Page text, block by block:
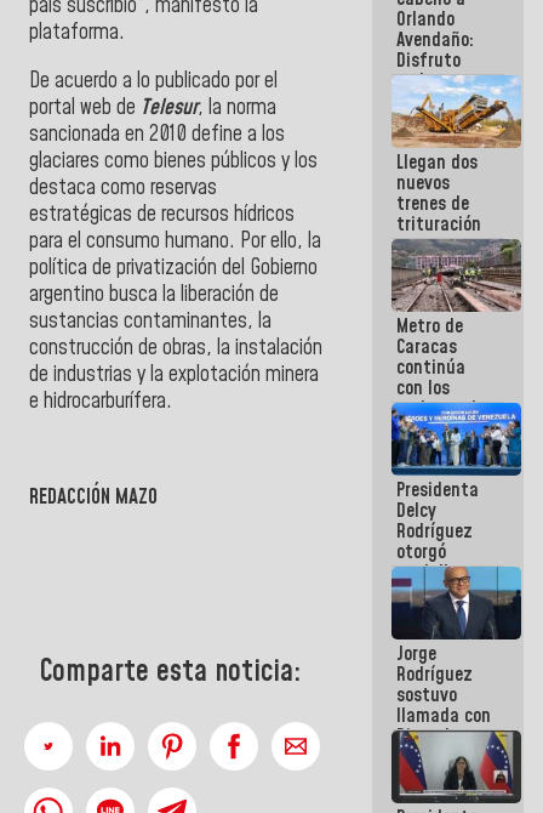
país suscribió”, manifestó la
plataforma.
De acuerdo a lo publicado por el
portal web de Telesur, la norma
sancionada en 2010 define a los
glaciares como bienes públicos y los
destaca como reservas
estratégicas de recursos hídricos
para el consumo humano. Por ello, la
política de privatización del Gobierno
argentino busca la liberación de
sustancias contaminantes, la
construcción de obras, la instalación
de industrias y la explotación minera
e hidrocarburífera.
REDACCIÓN MAZO
Comparte esta noticia:
Orlando
Avendaño:
Disfruto
cada vez
que escribes
porque lo
que haces
es
embarrarla
Llegan dos
nuevos
trenes de
trituración
para
optimizar
manejo de
escombros
en La Guaira
Metro de
Caracas
continúa
con los
trabajos de
mantenimiento
e inspección
en la Línea 2
Presidenta
Delcy
Rodríguez
otorgó
medalla
"Héroe de
Venezuela"
a servidores
públicos
Jorge
Rodríguez
sostuvo
llamada con
Dinorah
Figuera y
acuerdan
primer